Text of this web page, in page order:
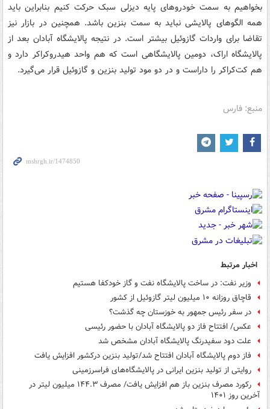
بخواهیم به سمت خودروهای پایه دیزلی سبک حرکت کنیم بنابراین باید
همه الگوهای پالایشی نباید به سمت بنزین باشد. همچنین در بازار نیز
تقاضا برای واردات گازوئیل بیشتر است. در نتیجه پالایشگاه آبادان بعد از
پالایشگاه اراک، دومین پالایشگاهی است که هم واحد هیدروکراکر دارد و
هم کت‌کراکر را داراست و در دو مود تولید بنزین و گازوئیل قرار می‌گیرد.
منبع: فارس
اخبار مرتبط
وزیر نفت: در ساخت پالایشگاه نفت و گاز خودکفا هستیم
قاچاق روزانه ۱۰ میلیون لیتر گازوئیل از کشور
در سفر رئیس جمهور به خوزستان چه گذشت؟
عکس/ افتتاح فاز دو پالایشگاه آبادان با حضور رئیسی
علت دود سفیدرنگ پالایشگاه آبادان مشخص شد
فاز دوم پالایشگاه آبادان افتتاح شد/تولید بنزین درکشور افزایش یافت
روایتی از تولید بنزین ایرانی در پالایشگاه‌های فراسرزمینی
رکورد مصرف بنزین باز هم افزایش یافت/ مصرف ۱۴۴.۳ میلیون لیتر در
آخرین روز ۱۴۰۱